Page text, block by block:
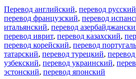
Перевод английский, перевод русский
перевод французский, перевод
итальянский, перевод
перевод иврит, перевод казахский,
перевод корейский, перевод
татарский, перевод турецкий,
узбекский, перевод украинский,
эстонский, перевод японский